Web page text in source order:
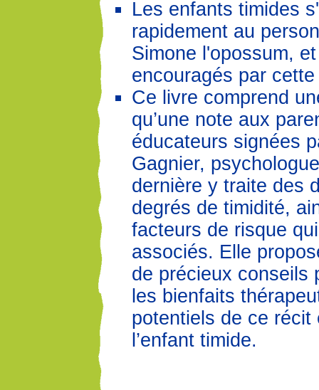
Les enfants timides
rapidement au
Simone l'opossum,
encouragés par
Ce livre comprend
qu’une note aux
éducateurs signées
Gagnier,
dernière y traite des
degrés de timidité,
facteurs de risque
associés. Elle
de précieux conseils
les bienfaits
potentiels de ce récit
l’enfant timide.